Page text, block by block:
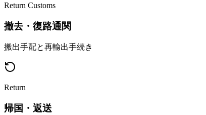
Return Customs
撤去・復路通関
搬出手配と再輸出手続き
Return
帰国・返送